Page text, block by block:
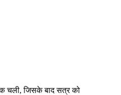
चली, जिसके बाद सत्र को